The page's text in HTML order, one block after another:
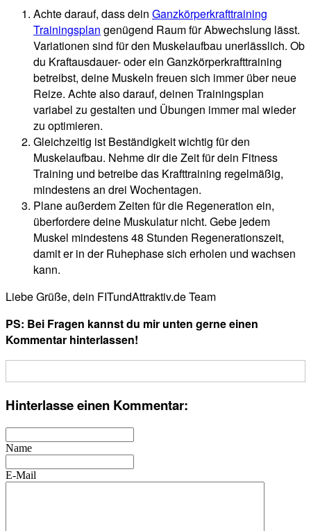
Achte darauf, dass dein Ganzkörperkrafttraining
Trainingsplan genügend Raum für Abwechslung lässt.
Variationen sind für den Muskelaufbau unerlässlich. Ob
du Kraftausdauer- oder ein Ganzkörperkrafttraining
betreibst, deine Muskeln freuen sich immer über neue
Reize. Achte also darauf, deinen Trainingsplan
variabel zu gestalten und Übungen immer mal wieder
zu optimieren.
Gleichzeitig ist Beständigkeit wichtig für den
Muskelaufbau. Nehme dir die Zeit für dein Fitness
Training und betreibe das Krafttraining regelmäßig,
mindestens an drei Wochentagen.
Plane außerdem Zeiten für die Regeneration ein,
überfordere deine Muskulatur nicht. Gebe jedem
Muskel mindestens 48 Stunden Regenerationszeit,
damit er in der Ruhephase sich erholen und wachsen
kann.
Liebe Grüße, dein FITundAttraktiv.de Team
PS: Bei Fragen kannst du mir unten gerne einen
Kommentar hinterlassen!
Hinterlasse einen Kommentar:
Name
E-Mail